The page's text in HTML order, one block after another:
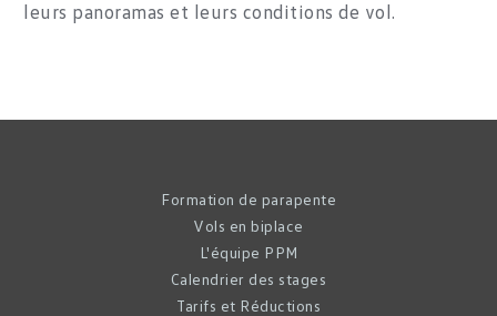
leurs panoramas et leurs conditions de vol.
Formation de parapente
Vols en biplace
L'équipe PPM
Calendrier des stages
Tarifs et Réductions